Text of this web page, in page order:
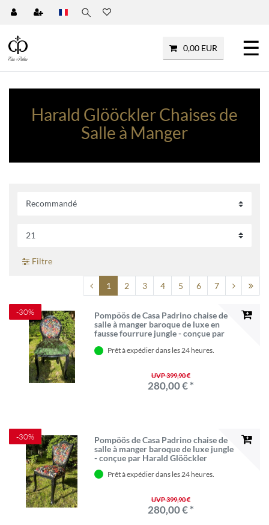
0,00 EUR ☰
Harald Glööckler Chaises de
Salle à Manger
Filtre
1 2 3 4 5 6 7
-30%
Pompöös de Casa Padrino chaise de
salle à manger baroque de luxe en
fausse fourrure jungle - conçue par
Prêt à expédier dans les 24 heures.
UVP 399,90 €
280,00 € *
-30%
Pompöös de Casa Padrino chaise de
salle à manger baroque de luxe jungle
- conçue par Harald Glööckler
Prêt à expédier dans les 24 heures.
UVP 399,90 €
280,00 € *